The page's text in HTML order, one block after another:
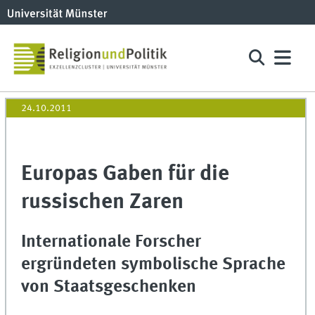
24.10.2011
Europas Gaben für die
russischen Zaren
Internationale Forscher
ergründeten symbolische Sprache
von Staatsgeschenken